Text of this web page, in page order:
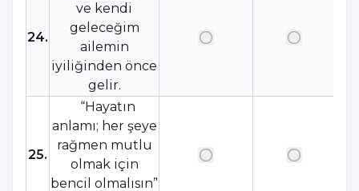
24.
ve kendi
geleceğim
ailemin
iyiliğinden önce
gelir.
25.
“Hayatın
anlamı; her şeye
rağmen mutlu
olmak için
bencil olmalısın”